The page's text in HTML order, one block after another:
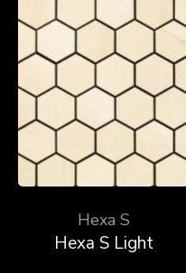
Hexa S
Hexa S Light